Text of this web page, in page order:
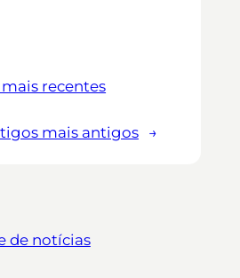
recentes
mais antigos
→
de notícias